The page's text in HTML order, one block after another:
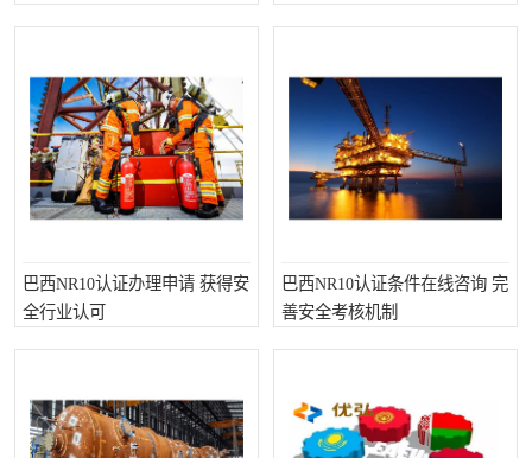
巴西NR10认证办理申请 获得安
全行业认可
巴西NR10认证条件在线咨询 完
善安全考核机制